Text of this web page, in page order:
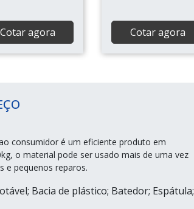
Cotar agora Cotar agora
consumidor é um eficiente produto em
o material pode ser usado mais de uma vez
e pequenos reparos.
Bacia de plástico; Batedor; Espátula;